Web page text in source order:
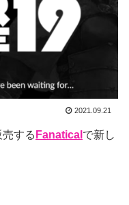
2021.09.21
する Fanatical で新し